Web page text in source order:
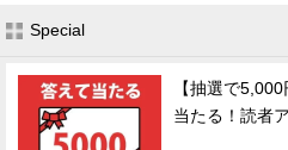
Special
【抽選で
当たる！読者